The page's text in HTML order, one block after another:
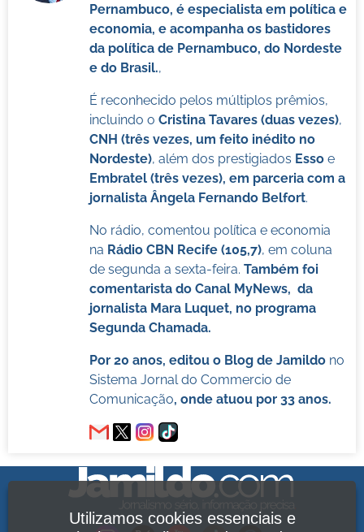
Pernambuco, é especialista em política e
economia, e acompanha os bastidores
da política de Pernambuco, do Nordeste
e do Brasil.,
É reconhecido pelos múltiplos prêmios,
incluindo o Cristina Tavares (duas vezes),
CNH (três vezes, um feito inédito no
Nordeste), além dos prestigiados Essoe
Embratel (três vezes), em parceria com a
jornalista Ângela Fernando Belfort.
No rádio, comentou política e economia
na Rádio CBN Recife (105,7), em coluna
de segunda a sexta-feira. Também foi
comentarista do Canal MyNews, da
jornalista Mara Luquet, no programa
Segunda Chamada.
Por 20 anos, editou o Blog de Jamildo no
Sistema Jornal do Commercio de
Comunicação, onde atuou por 33 anos.
Utilizamos cookies essenciais e